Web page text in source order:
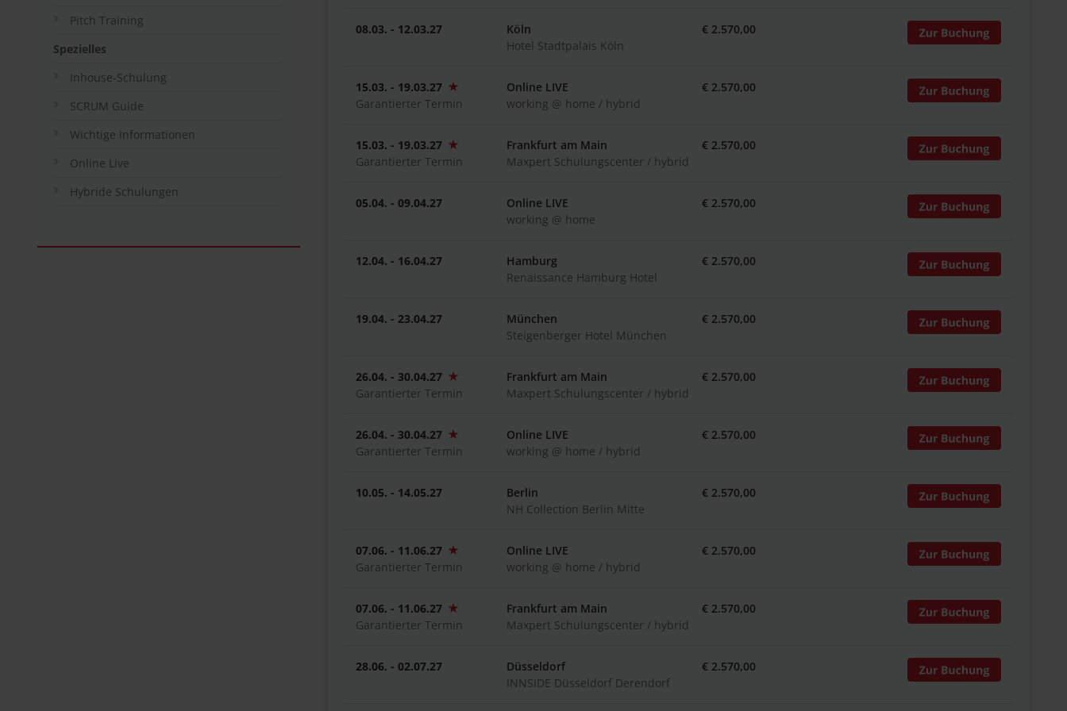
Pitch Training
Spezielles
Inhouse-Schulung
SCRUM Guide
Wichtige Informationen
Online Live
Hybride Schulungen
08.03. - 12.03.27
Köln
Hotel Stadtpalais Köln
€ 2.570,00
15.03. - 19.03.27
Garantierter Termin
Online LIVE
working @ home / hybrid
€ 2.570,00
15.03. - 19.03.27
Garantierter Termin
Frankfurt am Main
Maxpert Schulungscenter / hybrid
€ 2.570,00
05.04. - 09.04.27
Online LIVE
working @ home
€ 2.570,00
12.04. - 16.04.27
Hamburg
Renaissance Hamburg Hotel
€ 2.570,00
19.04. - 23.04.27
München
Steigenberger Hotel München
€ 2.570,00
26.04. - 30.04.27
Garantierter Termin
Frankfurt am Main
Maxpert Schulungscenter / hybrid
€ 2.570,00
26.04. - 30.04.27
Garantierter Termin
Online LIVE
working @ home / hybrid
€ 2.570,00
10.05. - 14.05.27
Berlin
NH Collection Berlin Mitte
€ 2.570,00
07.06. - 11.06.27
Garantierter Termin
Online LIVE
working @ home / hybrid
€ 2.570,00
07.06. - 11.06.27
Garantierter Termin
Frankfurt am Main
Maxpert Schulungscenter / hybrid
€ 2.570,00
28.06. - 02.07.27
Düsseldorf
INNSIDE Düsseldorf Derendorf
€ 2.570,00